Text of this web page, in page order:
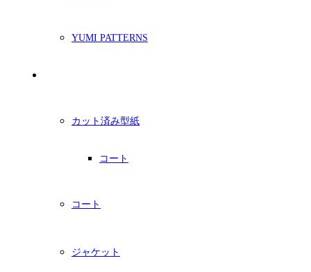
YUMI PATTERNS
カット済み型紙
コート
コート
ジャケット